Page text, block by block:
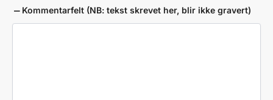
Kommentarfelt (NB: tekst skrevet her, blir ikke gravert)